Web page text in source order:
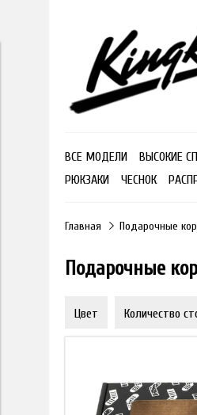
ВСЕ МОДЕЛИ ВЫСОКИЕ
РЮКЗАКИ
ЧЕСНОК
Главная Подарочные
Подарочные
Цвет Количество